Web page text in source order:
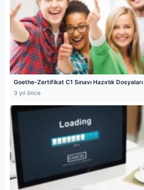
Goethe-Zertifikat C1 Sınavı Hazırlık Dosyaları
3 yıl önce